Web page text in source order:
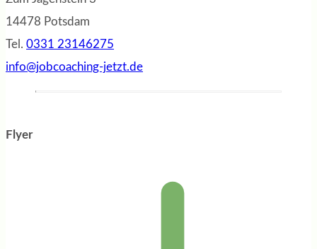
14478 Potsdam
Tel. 0331 23146275
info@jobcoaching-jetzt.de
Flyer